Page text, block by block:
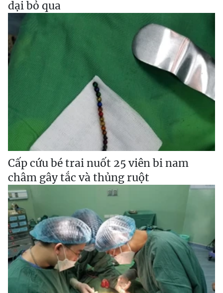
dại bỏ qua
Cấp cứu bé trai nuốt 25 viên bi nam
châm gây tắc và thủng ruột